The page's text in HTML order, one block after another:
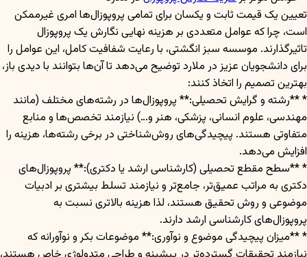
تعیین یک قیمت ثابت و یکسان برای تمامی پروپوزال‌ها امری غیرممکن
است، چرا که عوامل متعددی بر هزینه نهایی نگارش یک پروپوزال
تاثیرگذارند. موسسه سبز انگشتی، با رعایت شفافیت کامل، این عوامل را
برای دانشجویان عزیز در ملارد توضیح می‌دهد تا آن‌ها بتوانند با دیدی باز،
بهترین تصمیم را اتخاذ کنند:
* **رشته و گرایش تحصیلی:** پروپوزال‌ها در رشته‌های مختلف (مانند
مهندسی، علوم انسانی، پزشکی، هنر و…) نیازمند تخصص‌ها و منابع
متفاوتی هستند. پیچیدگی‌های روش‌شناختی در برخی رشته‌ها، هزینه را
افزایش می‌دهد.
* **سطح مقطع تحصیلی (کارشناسی ارشد یا دکتری):** پروپوزال‌های
دکتری به مراتب عمیق‌تر، جامع‌تر و نیازمند تسلط بیشتری بر ادبیات
موضوعی و روش تحقیق هستند، لذا هزینه بالاتری نسبت به
پروپوزال‌های کارشناسی ارشد دارند.
* **میزان پیچیدگی موضوع و نوآوری:** موضوعات بکر و نوآورانه که